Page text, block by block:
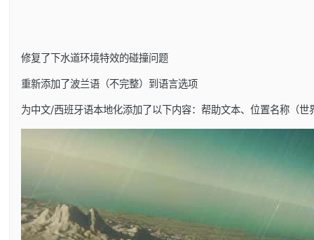
修复了下水道环境特效的碰撞问题
重新添加了波兰语（不完整）到语言选项
为中文/西班牙语本地化添加了以下内容：帮助文本、位置名称（